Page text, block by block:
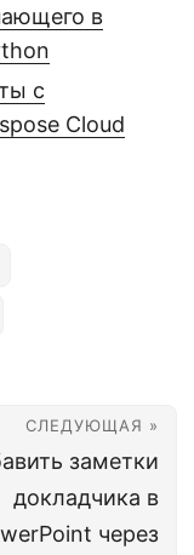
в
с
Cloud
СЛЕДУЮЩАЯ »
заметки
докладчика в
через